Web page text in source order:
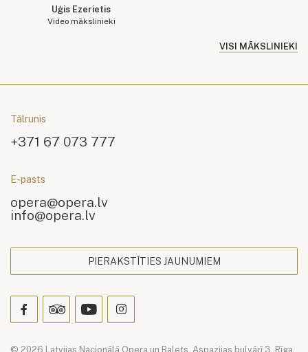
Uģis Ezerietis
Video mākslinieki
VISI MĀKSLINIEKI
Tālrunis
+371 67 073 777
E-pasts
opera@opera.lv
info@opera.lv
PIERAKSTĪTIES JAUNUMIEM
© 2026 Latvijas Nacionālā Opera un Balets. Aspazijas bulvārī 3, Rīga.